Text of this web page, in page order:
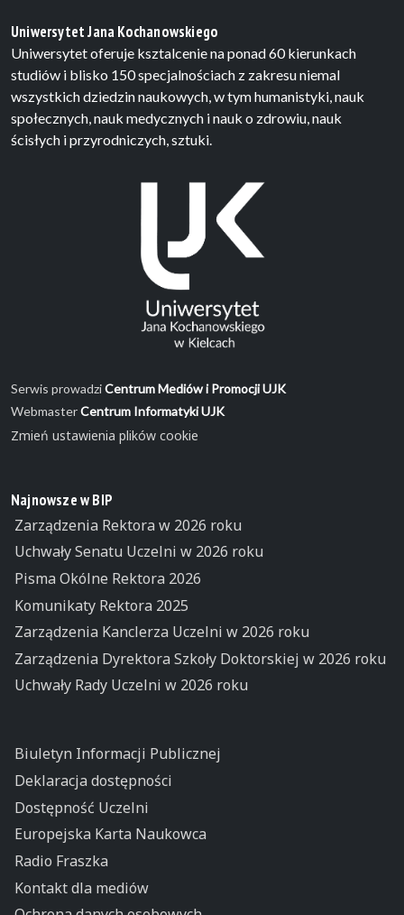
Uniwersytet Jana Kochanowskiego
Uniwersytet oferuje ksztalcenie na ponad 60 kierunkach
studiów i blisko 150 specjalnościach z zakresu niemal
wszystkich dziedzin naukowych, w tym humanistyki, nauk
społecznych, nauk medycznych i nauk o zdrowiu, nauk
ścisłych i przyrodniczych, sztuki.
Serwis prowadziCentrum Mediów i Promocji UJK
WebmasterCentrum Informatyki UJK
Zmień ustawienia plików cookie
Najnowsze w BIP
Zarządzenia Rektora w 2026 roku
Uchwały Senatu Uczelni w 2026 roku
Pisma Okólne Rektora 2026
Komunikaty Rektora 2025
Zarządzenia Kanclerza Uczelni w 2026 roku
Zarządzenia Dyrektora Szkoły Doktorskiej w 2026 roku
Uchwały Rady Uczelni w 2026 roku
Biuletyn Informacji Publicznej
Deklaracja dostępności
Dostępność Uczelni
Europejska Karta Naukowca
Radio Fraszka
Kontakt dla mediów